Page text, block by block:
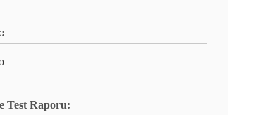
Test Raporu: